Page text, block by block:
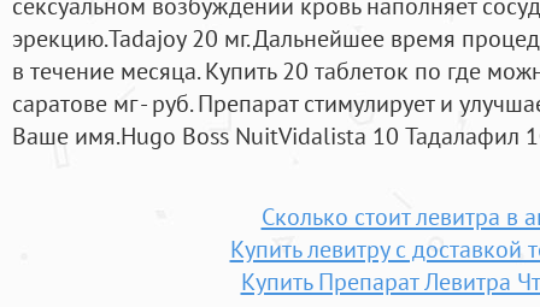
эрекцию.Tadajoy 20 мг. Дальнейшее время
в течение месяца. Купить 20 таблеток по где
саратове мг - руб. Препарат стимулирует и
Ваше имя.Hugo Boss NuitVidalista 10 Тадалафил
Сколько стоит левитра в
Купить левитру с доставкой
Купить Препарат Левитра